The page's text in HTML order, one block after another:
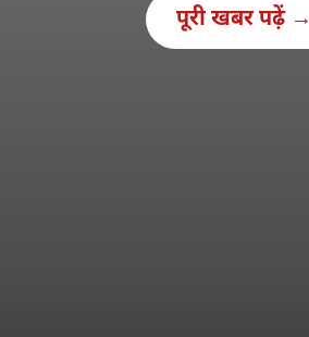
पूरी खबर पढ़ें →